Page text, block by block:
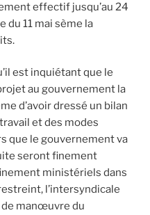
effectif jusqu’au 24
du 11 mai sème la
est inquiétant que le
au gouvernement la
d’avoir dressé un bilan
et des modes
que le gouvernement va
seront finement
ministériels dans
l’intersyndicale
de manœuvre du